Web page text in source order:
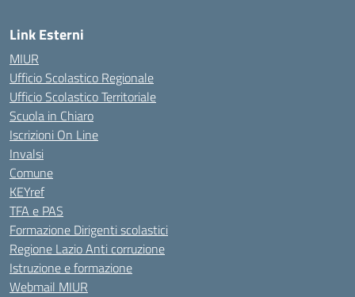
Link Esterni
MIUR
Ufficio Scolastico Regionale
Ufficio Scolastico Territoriale
Scuola in Chiaro
Iscrizioni On Line
Invalsi
Comune
KEYref
TFA e PAS
Formazione Dirigenti scolastici
Regione Lazio Anti corruzione
Istruzione e formazione
Webmail MIUR